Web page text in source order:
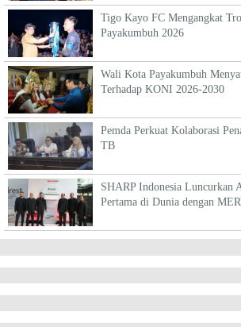
Tigo Kayo FC Mengangkat
Payakumbuh 2026
Wali Kota Payakumbuh
Terhadap KONI 2026-2030
Pemda Perkuat Kolaborasi
TB
SHARP Indonesia Luncurkan
Pertama di Dunia dengan